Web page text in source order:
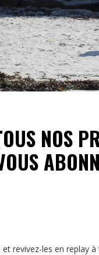
NOS
revivez-les en